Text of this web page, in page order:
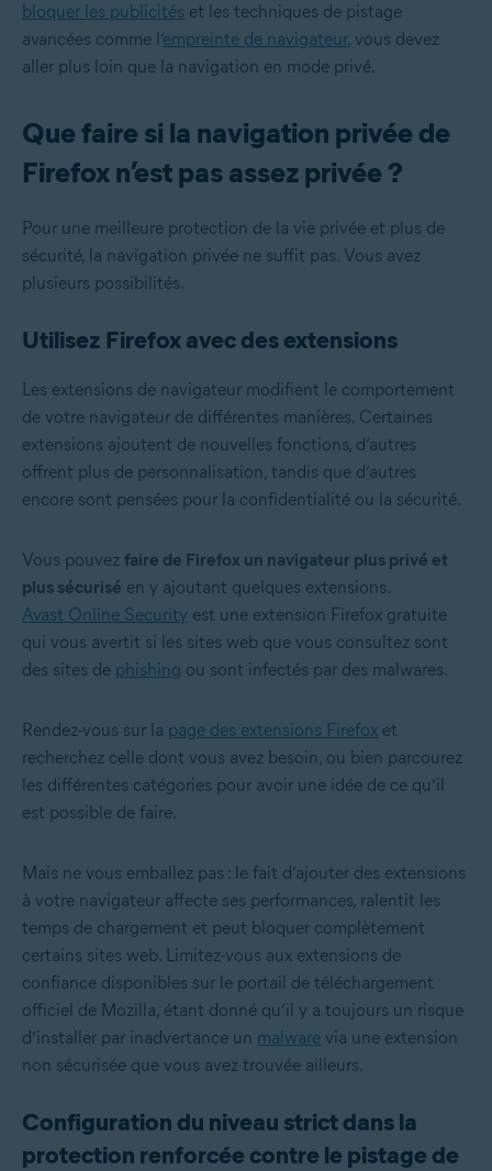
bloquer les publicités et les techniques de pistage
avancées comme l’empreinte de navigateur, vous devez
aller plus loin que la navigation en mode privé.
Que faire si la navigation privée de
Firefox n’est pas assez privée ?
Pour une meilleure protection de la vie privée et plus de
sécurité, la navigation privée ne suffit pas. Vous avez
plusieurs possibilités.
Utilisez Firefox avec des extensions
Les extensions de navigateur modifient le comportement
de votre navigateur de différentes manières. Certaines
extensions ajoutent de nouvelles fonctions, d’autres
offrent plus de personnalisation, tandis que d’autres
encore sont pensées pour la confidentialité ou la sécurité.
Vous pouvez faire de Firefox un navigateur plus privé et
plus sécurisé en y ajoutant quelques extensions.
Avast Online Security est une extension Firefox gratuite
qui vous avertit si les sites web que vous consultez sont
des sites de phishing ou sont infectés par des malwares.
Rendez-vous sur la page des extensions Firefox et
recherchez celle dont vous avez besoin, ou bien parcourez
les différentes catégories pour avoir une idée de ce qu’il
est possible de faire.
Mais ne vous emballez pas : le fait d’ajouter des extensions
à votre navigateur affecte ses performances, ralentit les
temps de chargement et peut bloquer complètement
certains sites web. Limitez-vous aux extensions de
confiance disponibles sur le portail de téléchargement
officiel de Mozilla, étant donné qu’il y a toujours un risque
d’installer par inadvertance un malware via une extension
non sécurisée que vous avez trouvée ailleurs.
Configuration du niveau strict dans la
protection renforcée contre le pistage de